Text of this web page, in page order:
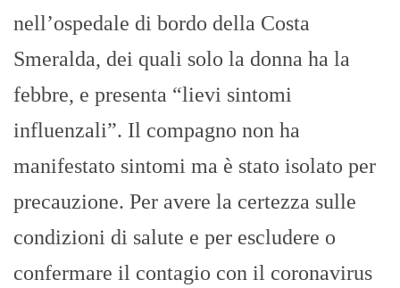
nell’ospedale di bordo della Costa
Smeralda, dei quali solo la donna ha la
febbre, e presenta “lievi sintomi
influenzali”. Il compagno non ha
manifestato sintomi ma è stato isolato per
precauzione. Per avere la certezza sulle
condizioni di salute e per escludere o
confermare il contagio con il coronavirus